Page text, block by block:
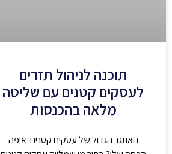
תוכנה לניהול תזרים
לעסקים קטנים עם שליטה
מלאה בהכנסות
האתגר הגדול של עסקים קטנים: איפה